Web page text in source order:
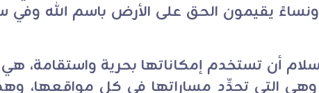
يقيمون الحق على الأرض باسم الله وفي
أن تستخدم إمكاناتها بحرية واستقامة، هي
وهي التي تحدِّد مساراتها في كل مواقعها،